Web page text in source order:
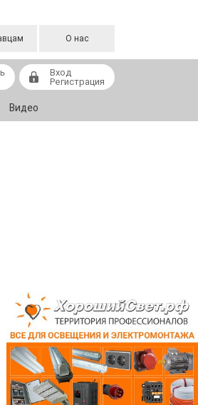
О нас
Вход
Регистрация
Видео